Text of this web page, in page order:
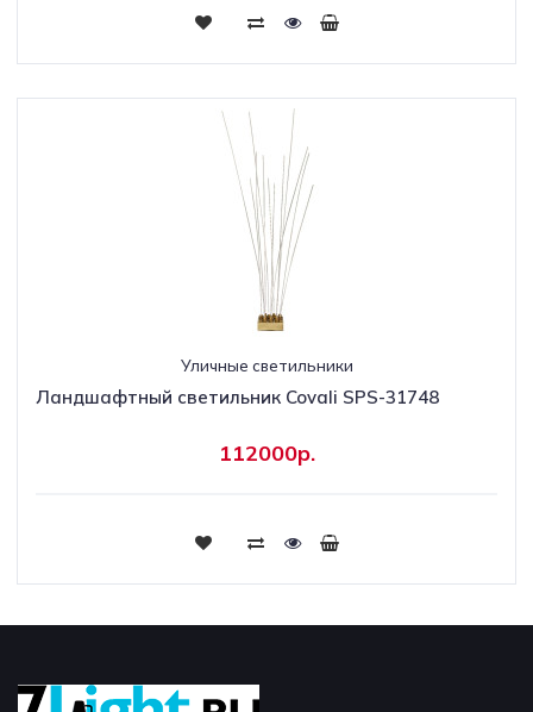
Уличные светильники
Ландшафтный светильник Covali SPS-31748
112000р.